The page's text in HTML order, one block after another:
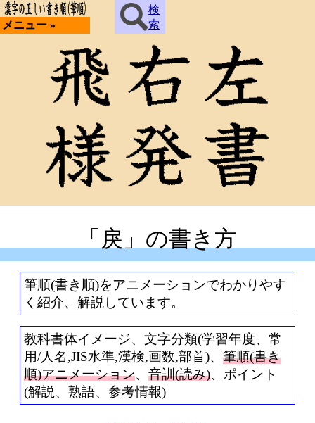
メニュー »
検
索
「戾」の書き方
筆順(書き順)をアニメーションでわかりやす
く紹介、解説しています。
教科書体イメージ、文字分類(学習年度、常
用/人名,JIS水準,漢検,画数,部首)、 筆順(書き
順)アニメーション、 音訓(読み)、ポイント
(解説、熟語、参考情報)